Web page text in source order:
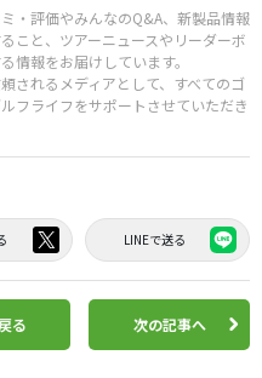
・評価やみんなのQ&A、新製品情報
こと、ツアーニュースやリーダーボ
情報をお届けしています。
されるメディアとして、すべてのゴ
フライフをサポートさせていただき
LINEで送る
る 次の記事へ